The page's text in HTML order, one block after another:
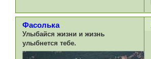
Фасолька
Улыбайся жизни и жизнь
улыбнется тебе.